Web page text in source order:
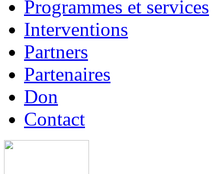
Programmes et services
Interventions
Partners
Partenaires
Don
Contact